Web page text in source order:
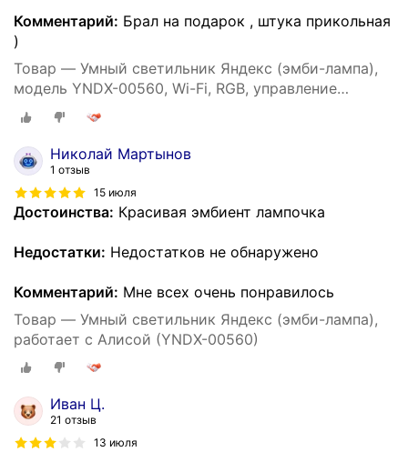
Комментарий: Брал на подарок , штука прикольная
)
Товар — Умный светильник Яндекс (эмби-лампа),
модель YNDX-00560, Wi-Fi, RGB, управление
голосом, белый
Николай Мартынов
1 отзыв
15 июля
Достоинства: Красивая эмбиент лампочка
Недостатки: Недостатков не обнаружено
Комментарий: Мне всех очень понравилось
Товар — Умный светильник Яндекс (эмби-лампа),
работает с Алисой (YNDX-00560)
Иван Ц.
21 отзыв
13 июля